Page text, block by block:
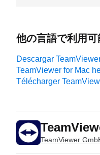
他の言語で利用
Descargar
TeamViewer for Mac
Télécharger
TeamViewer